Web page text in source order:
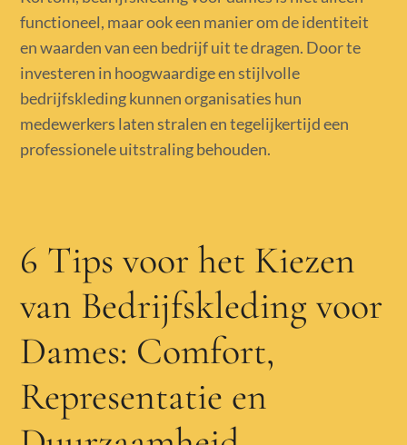
functioneel, maar ook een manier om de identiteit
en waarden van een bedrijf uit te dragen. Door te
investeren in hoogwaardige en stijlvolle
bedrijfskleding kunnen organisaties hun
medewerkers laten stralen en tegelijkertijd een
professionele uitstraling behouden.
6 Tips voor het Kiezen
van Bedrijfskleding voor
Dames: Comfort,
Representatie en